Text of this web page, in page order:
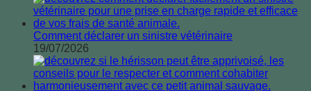
Comment déclarer un sinistre vétérinaire
19/07/2026